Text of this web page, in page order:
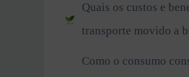
Quais os custos e
transporte movido a
Como o consumo